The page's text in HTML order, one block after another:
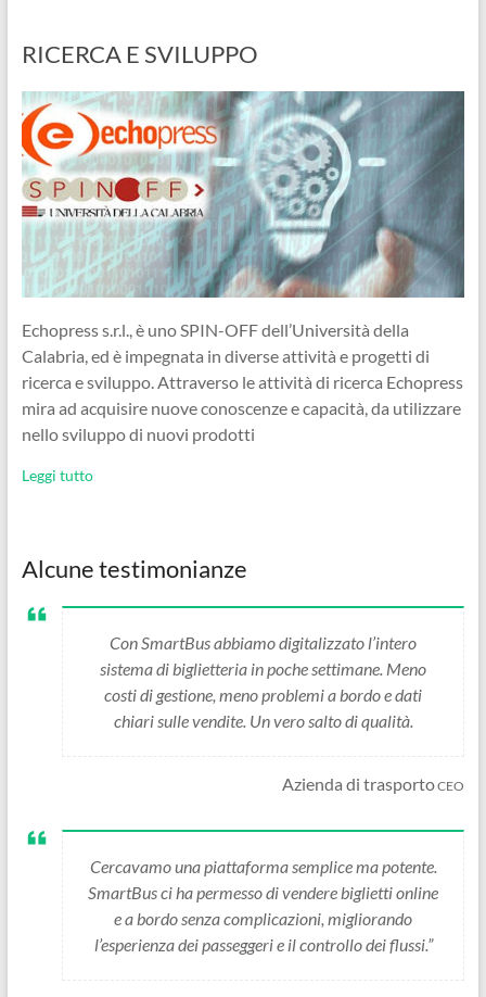
RICERCA E SVILUPPO
Echopress s.r.l., è uno SPIN-OFF dell’Università della
Calabria, ed è impegnata in diverse attività e progetti di
ricerca e sviluppo. Attraverso le attività di ricerca Echopress
mira ad acquisire nuove conoscenze e capacità, da utilizzare
nello sviluppo di nuovi prodotti
Leggi tutto
Alcune testimonianze
Con SmartBus abbiamo digitalizzato l’intero
sistema di biglietteria in poche settimane. Meno
costi di gestione, meno problemi a bordo e dati
chiari sulle vendite. Un vero salto di qualità.
Azienda di trasportoCEO
Cercavamo una piattaforma semplice ma potente.
SmartBus ci ha permesso di vendere biglietti online
e a bordo senza complicazioni, migliorando
l’esperienza dei passeggeri e il controllo dei flussi.”